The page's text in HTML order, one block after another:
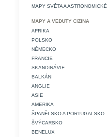
MAPY SVĚTA A ASTRONOMICKÉ
MAPY A VEDUTY CIZINA
AFRIKA
POLSKO
NĚMECKO
FRANCIE
SKANDINÁVIE
BALKÁN
ANGLIE
ASIE
AMERIKA
ŠPANĚLSKO A PORTUGALSKO
ŠVÝCARSKO
BENELUX